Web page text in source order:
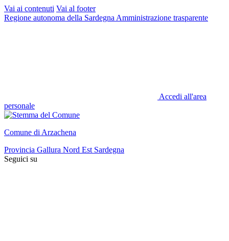
Vai ai contenuti Vai al footer
Regione autonoma della Sardegna Amministrazione trasparente
Accedi all'area
personale
Comune di Arzachena
Provincia Gallura Nord Est Sardegna
Seguici su